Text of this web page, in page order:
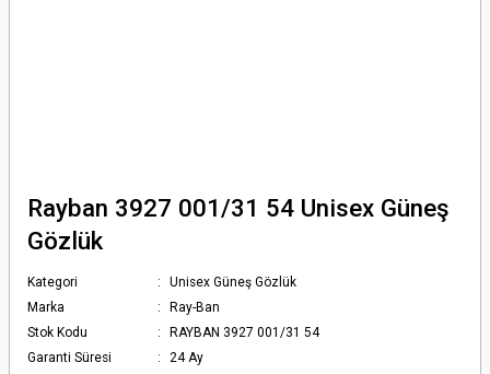
Rayban 3927 001/31 54 Unisex Güneş
Gözlük
Kategori
Unisex Güneş Gözlük
Marka
Ray-Ban
Stok Kodu
RAYBAN 3927 001/31 54
Garanti Süresi
24 Ay